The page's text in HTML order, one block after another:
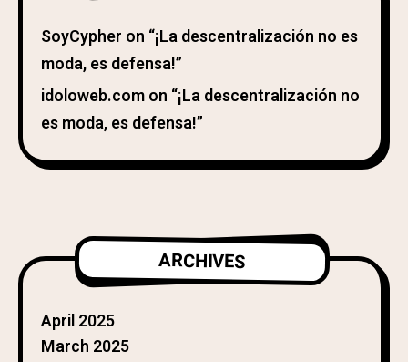
SoyCypher on “¡La descentralización no es
moda, es defensa!”
idoloweb.comon “¡La descentralización no
es moda, es defensa!”
ARCHIVES
April 2025
March 2025